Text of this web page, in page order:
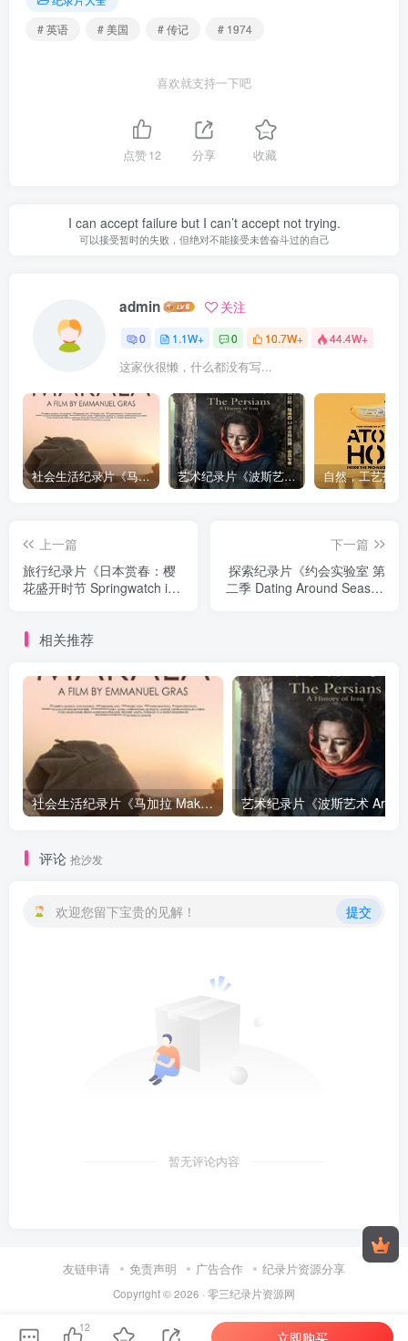
# 英语
# 美国 # 传记 # 1974
喜欢就支持一下吧
点赞12 分享 收藏
I can accept failure but I can’t accept not trying.
可以接受暂时的失败，但绝对不能接受未曾奋斗过的自己
admin 关注
0 1.1W+ 0 10.7W+ 44.4W+
这家伙很懒，什么都没有写...
社会生活纪录片《马加拉 Makala》下载 艺术纪录片《波斯艺术 Art of Persia》下载
上一篇
旅行纪录片《日本赏春：樱
花盛开时节 Springwatch in
下一篇
探索纪录片《约会实验室 第
二季 Dating Around Season
相关推荐
社会生活纪录片《马加拉 Makala》下载
评论 抢沙发
欢迎您留下宝贵的见解！ 提交
暂无评论内容
友链申请 免责声明 广告合作 纪录片资源分享
Copyright © 2026 · 零三纪录片资源网
12
立即购买